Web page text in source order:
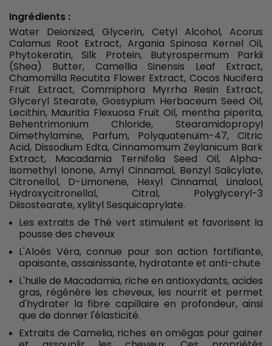
Ingrédients :
Water Deionized, Glycerin, Cetyl Alcohol, Acorus
Calamus Root Extract, Argania Spinosa Kernel Oil,
Phytokeratin, Silk Protein, Butyrospermum Parkii
(Shea) Butter, Camellia Sinensis Leaf Extract,
Chamomilla Recutita Flower Extract, Cocos Nucifera
Fruit Extract, Commiphora Myrrha Resin Extract,
Glyceryl Stearate, Gossypium Herbaceum Seed Oil,
Lecithin, Mauritia Flexuosa Fruit Oil, mentha piperita,
Behentrimonium Chloride, Stearamidopropyl
Dimethylamine, Parfum, Polyquatenuim-47, Citric
Acid, Dissodium Edta, Cinnamomum Zeylanicum Bark
Extract, Macadamia Ternifolia Seed Oil, Alpha-
Isomethyl Ionone, Amyl Cinnamal, Benzyl Salicylate,
Citronellol, D-Limonene, Hexyl Cinnamal, Linalool,
Hydroxycitronellal, Citral, Polyglyceryl-3
Diisostearate, xylityl Sesquicaprylate.
Les extraits de Thé vert stimulent et favorisent la
pousse des cheveux
L'Aloès Véra, connue pour son action fortifiante,
apaisante, assainissante, hydratante et anti-chute
L'huile de Macadamia, riche en antioxydants, acides
gras, régénère les cheveux, les nourrit et permet
d'hydrater la fibre capillaire en profondeur, ainsi
que de donner l'élasticité.
Extraits de Camelia, riches en omégas pour gainer